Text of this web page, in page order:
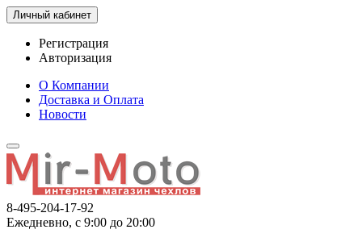
Личный кабинет
Регистрация
Авторизация
О Компании
Доставка и Оплата
Новости
8-495-204-17-92
Ежедневно, с 9:00 до 20:00